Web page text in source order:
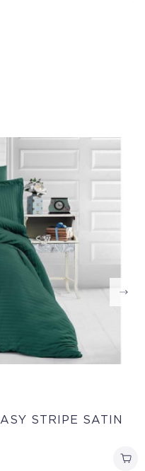
STRIPE SATIN